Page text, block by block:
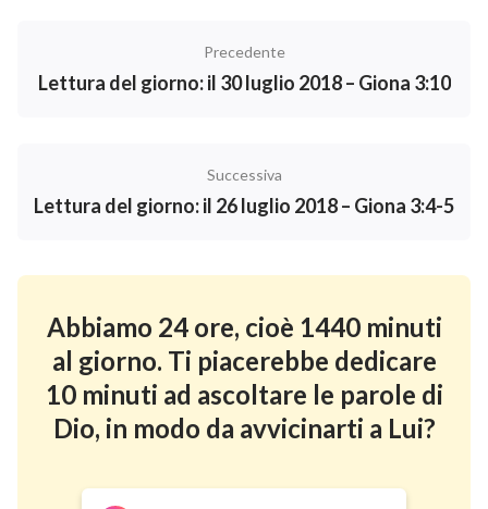
Precedente
Lettura del giorno: il 30 luglio 2018 – Giona 3:10
Successiva
Lettura del giorno: il 26 luglio 2018 – Giona 3:4-5
Abbiamo 24 ore, cioè 1440 minuti
al giorno. Ti piacerebbe dedicare
10 minuti ad ascoltare le parole di
Dio, in modo da avvicinarti a Lui?